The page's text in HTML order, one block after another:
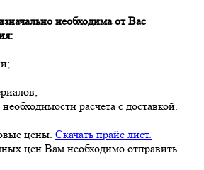
необходима от Вас
расчета с доставкой.
цены. Скачать прайс лист.
цен Вам необходимо отправить